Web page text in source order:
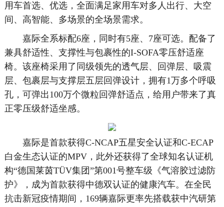
用车首选、优选，全面满足家用车对多人出行、大空
间、高智能、多场景的全场景需求。
嘉际全系标配6座，同时有5座、7座可选。配备了
兼具舒适性、支撑性与包裹性的I-SOFA零压舒适座
椅。该座椅采用了同级领先的透气层、回弹层、吸震
层、包裹层与支撑层五层回弹设计，拥有1万多个呼吸
孔，可弹出100万个微粒回弹舒适点，给用户带来了真
正零压级舒适坐感。
嘉际是首款获得C-NCAP五星安全认证和C-ECAP
白金生态认证的MPV，此外还获得了全球知名认证机
构“德国莱茵TÜV集团”第001号整车级《气溶胶过滤防
护》，成为首款获得中德双认证的健康汽车。在全民
抗击新冠疫情期间，169辆嘉际更率先搭载获中汽研第